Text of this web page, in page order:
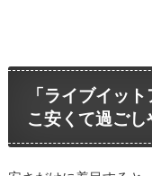
「ライブイッ
こ安くて過ご